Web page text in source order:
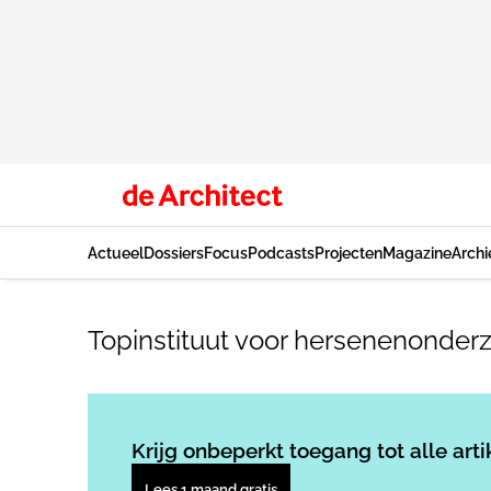
ActueelDossiersFocusPodcastsProjectenMagazine
Topinstituut voor
Krijg onbeperkt toegang tot alle